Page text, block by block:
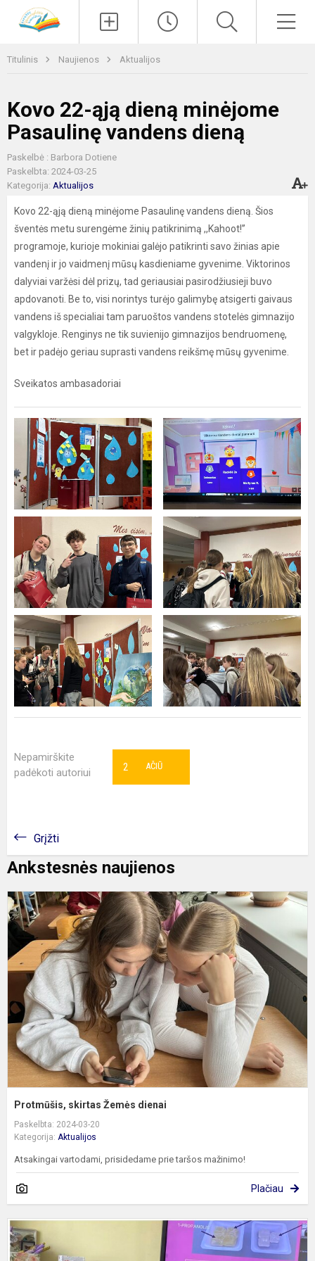
Titulinis Naujienos Aktualijos
Kovo 22-ąją dieną minėjome
Pasaulinę vandens dieną
Paskelbė : Barbora Dotiene
Paskelbta: 2024-03-25
Kategorija: Aktualijos
Kovo 22-ąją dieną minėjome Pasaulinę vandens dieną. Šios
šventės metu surengėme žinių patikrinimą ,,Kahoot!’’
programoje, kurioje mokiniai galėjo patikrinti savo žinias apie
vandenį ir jo vaidmenį mūsų kasdieniame gyvenime. Viktorinos
dalyviai varžėsi dėl prizų, tad geriausiai pasirodžiusieji buvo
apdovanoti. Be to, visi norintys turėjo galimybę atsigerti gaivaus
vandens iš specialiai tam paruoštos vandens stotelės gimnazijo
valgykloje. Renginys ne tik suvienijo gimnazijos bendruomenę,
bet ir padėjo geriau suprasti vandens reikšmę mūsų gyvenime.
Sveikatos ambasadoriai
Nepamirškite
padėkoti autoriui
AČIŪ
2
Grįžti
Ankstesnės naujienos
Protmūšis, skirtas Žemės dienai
Paskelbta: 2024-03-20
Kategorija: Aktualijos
Atsakingai vartodami, prisidedame prie taršos mažinimo!
Plačiau